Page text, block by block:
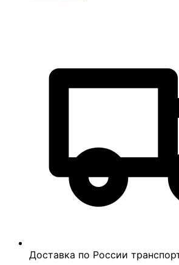
Доставка по России